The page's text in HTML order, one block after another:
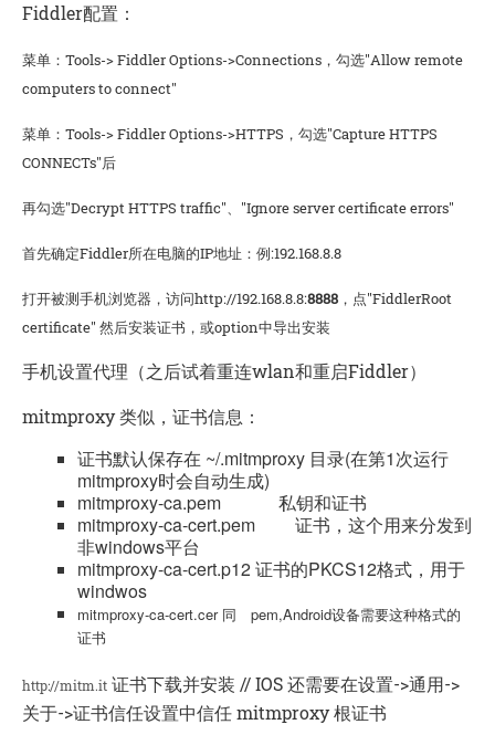
Fiddler配置：
菜单：Tools-> Fiddler Options->Connections，勾选"Allow remote
computers to connect"
菜单：Tools-> Fiddler Options->HTTPS，勾选"Capture HTTPS
CONNECTs"后
再勾选"Decrypt HTTPS traffic"、"Ignore server certificate errors"
首先确定Fiddler所在电脑的IP地址：例:192.168.8.8
打开被测手机浏览器，访问http://192.168.8.8:8888 ，点"FiddlerRoot
certificate" 然后安装证书，或option中导出安装
手机设置代理（之后试着重连wlan和重启Fiddler）
mitmproxy 类似，证书信息：
证书默认保存在 ~/.mitmproxy 目录(在第1次运行
mitmproxy时会自动生成)
mitmproxy-ca.pem 私钥和证书
mitmproxy-ca-cert.pem 证书，这个用来分发到
非windows平台
mitmproxy-ca-cert.p12 证书的PKCS12格式，用于
windwos
mitmproxy-ca-cert.cer 同 pem,Android设备需要这种格式的
证书
http://mitm.it 证书下载并安装 // IOS 还需要在设置->通用->
关于->证书信任设置中信任 mitmproxy 根证书